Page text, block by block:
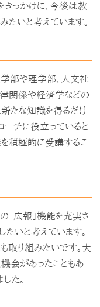
きっかけに、今後は教
たいと考えています。
部や理学部、人文社
関係や経済学などの
新たな知識を得るだけ
ーチに役立っていると
を積極的に受講するこ
広報」機能を充実さ
いと考えています。
取り組みたいです。大
会があったこともあ
た。